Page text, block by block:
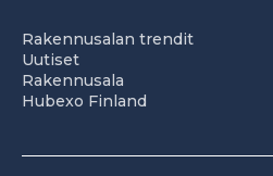
Rakennusalan trendit
Uutiset
Rakennusala
Hubexo Finland